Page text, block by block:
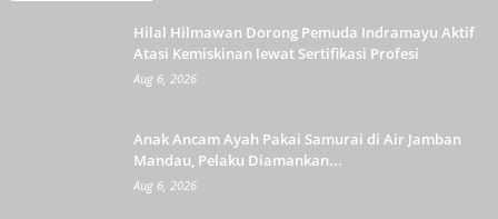
Hilal Hilmawan Dorong Pemuda Indramayu Aktif
Atasi Kemiskinan lewat Sertifikasi Profesi
Aug 6, 2026
Anak Ancam Ayah Pakai Samurai di Air Jamban
Mandau, Pelaku Diamankan...
Aug 6, 2026